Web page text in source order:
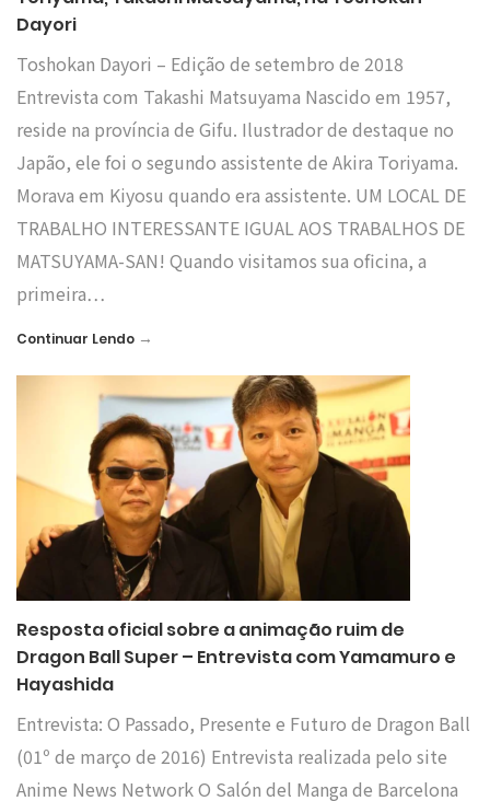
Dayori
Toshokan Dayori – Edição de setembro de 2018
Entrevista com Takashi Matsuyama Nascido em 1957,
reside na província de Gifu. Ilustrador de destaque no
Japão, ele foi o segundo assistente de Akira Toriyama.
Morava em Kiyosu quando era assistente. UM LOCAL DE
TRABALHO INTERESSANTE IGUAL AOS TRABALHOS DE
MATSUYAMA-SAN! Quando visitamos sua oficina, a
primeira…
Continuar Lendo →
Resposta oficial sobre a animação ruim de
Dragon Ball Super – Entrevista com Yamamuro e
Hayashida
Entrevista: O Passado, Presente e Futuro de Dragon Ball
(01º de março de 2016) Entrevista realizada pelo site
Anime News Network O Salón del Manga de Barcelona